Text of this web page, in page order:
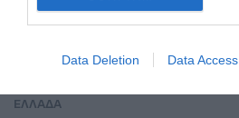
Data Deletion Data Access
ΕΛΛΑΔΑ